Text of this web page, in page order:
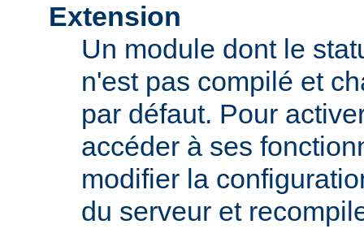
Extension
Un module dont le
n'est pas compilé et
par défaut. Pour
accéder à ses
modifier la
du serveur et